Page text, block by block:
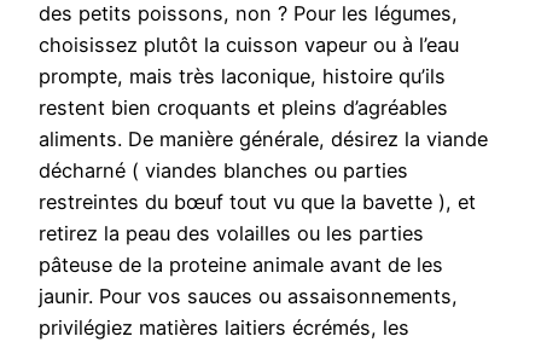
des petits poissons, non ? Pour les légumes,
choisissez plutôt la cuisson vapeur ou à l’eau
prompte, mais très laconique, histoire qu’ils
restent bien croquants et pleins d’agréables
aliments. De manière générale, désirez la viande
décharné ( viandes blanches ou parties
restreintes du bœuf tout vu que la bavette ), et
retirez la peau des volailles ou les parties
pâteuse de la proteine animale avant de les
jaunir. Pour vos sauces ou assaisonnements,
privilégiez matières laitiers écrémés, les